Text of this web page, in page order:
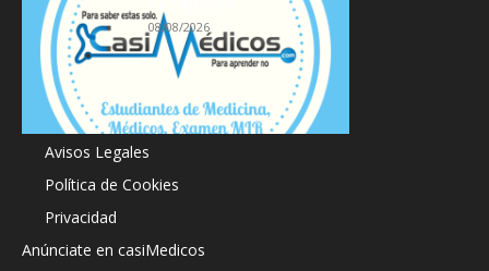
08/08/2026
Acerca de
Avisos Legales
Política de Cookies
Privacidad
Anúnciate en casiMedicos